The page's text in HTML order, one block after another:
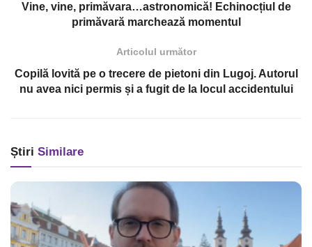
Vine, vine, primăvara…astronomică! Echinocțiul de
primăvară marchează momentul
Articolul următor
Copilă lovită pe o trecere de pietoni din Lugoj. Autorul
nu avea nici permis și a fugit de la locul accidentului
Știri Similare